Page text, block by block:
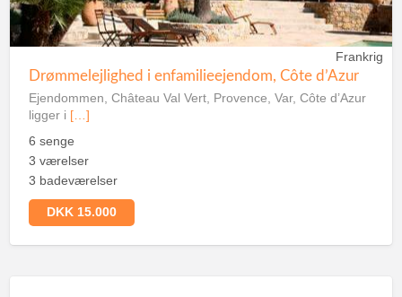
Frankrig
Drømmelejlighed i enfamilieejendom, Côte d’Azur
Ejendommen, Château Val Vert, Provence, Var, Côte d’Azur
ligger i […]
6 senge
3 værelser
3 badeværelser
DKK 15.000